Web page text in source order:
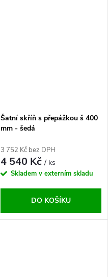
Šatní skříň s přepážkou š 400
mm - šedá
3 752 Kč bez DPH
4 540 Kč/ ks
Skladem v externím skladu
DO KOŠÍKU